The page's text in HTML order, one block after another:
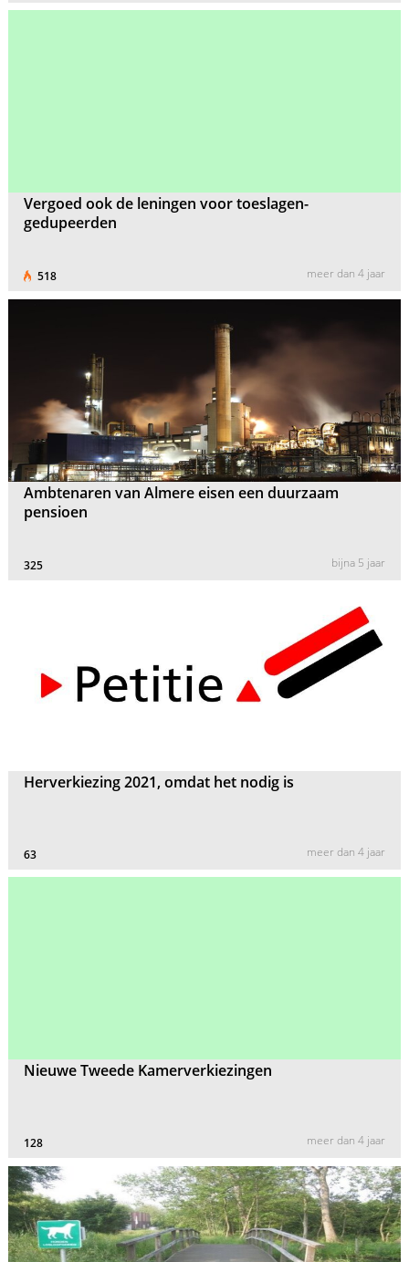
Vergoed ook de leningen voor toeslagen-
gedupeerden
518 meer dan 4 jaar
Ambtenaren van Almere eisen een duurzaam
pensioen
325 bijna 5 jaar
Herverkiezing 2021, omdat het nodig is
63 meer dan 4 jaar
Nieuwe Tweede Kamerverkiezingen
128 meer dan 4 jaar